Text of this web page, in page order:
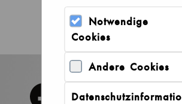
Notwendige
Cookies
Andere Cookies
Datenschutzinformatio